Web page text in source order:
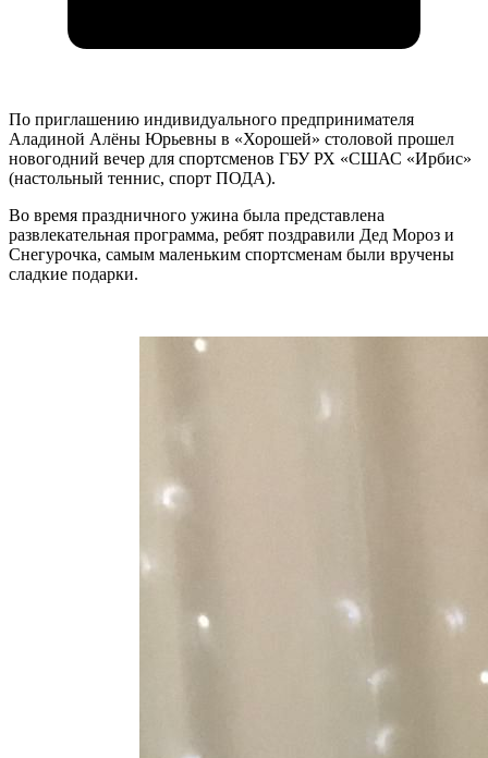
По приглашению индивидуального предпринимателя
Аладиной Алёны Юрьевны в «Хорошей» столовой прошел
новогодний вечер для спортсменов ГБУ РХ «СШАС «Ирбис»
(настольный теннис, спорт ПОДА).
Во время праздничного ужина была представлена
развлекательная программа, ребят поздравили Дед Мороз и
Снегурочка, самым маленьким спортсменам были вручены
сладкие подарки.